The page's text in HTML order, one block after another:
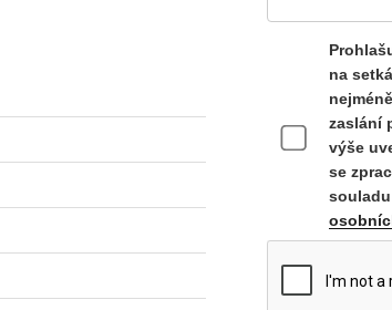
na
zaslání
výše
se